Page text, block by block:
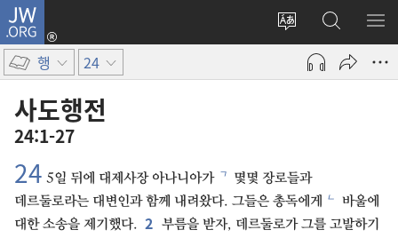
JW.ORG
사이트
언어
변경
로그인
(새로운
열기)
JW.ORG
검색
메
행 24
사도행전
24:1-27
24 5일 뒤에 대제사장 아나니아가 ㄱ 몇몇 장로들과
데르둘로라는 대변인과 함께 내려왔다. 그들은 총독에게
ㄴ 바울에
대한 소송을 제기했다. 2 부름을 받자, 데르둘로가 그를 고발하기